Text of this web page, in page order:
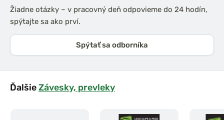
Žiadne otázky – v pracovný deň odpovieme do 24 hodín,
spýtajte sa ako prví.
Spýtať sa odborníka
ĎalšieZávesky, prevleky